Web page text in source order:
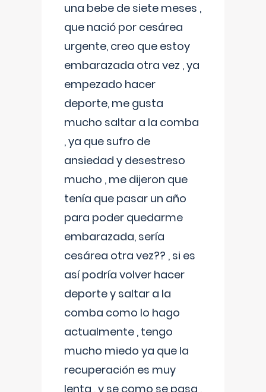
una bebe de siete meses ,
que nació por cesárea
urgente, creo que estoy
embarazada otra vez , ya
empezado hacer
deporte, me gusta
mucho saltar a la comba
, ya que sufro de
ansiedad y desestreso
mucho , me dijeron que
tenía que pasar un año
para poder quedarme
embarazada, sería
cesárea otra vez?? , si es
así podría volver hacer
deporte y saltar a la
comba como lo hago
actualmente , tengo
mucho miedo ya que la
recuperación es muy
lenta , y se como se pasa ,